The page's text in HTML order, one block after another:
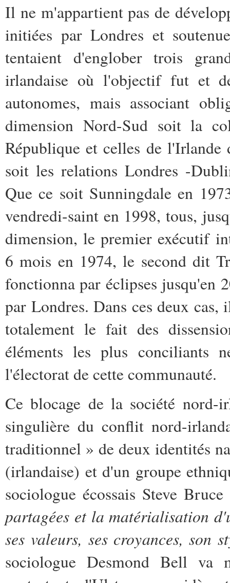
Il ne m'appartient pas de
initiées par Londres et
tentaient d'englober trois
irlandaise où l'objectif fut et
autonomes, mais associant
dimension Nord-Sud soit la
République et celles de
soit les relations Londres -
Que ce soit Sunningdale en
vendredi-saint en 1998, tous,
dimension, le premier exécutif
6 mois en 1974, le second dit
fonctionna par éclipses jusqu'en
par Londres. Dans ces deux cas,
totalement le fait des
éléments les plus conciliants
l'électorat de cette communauté.
Ce blocage de la société nord-
singulière du conflit nord-
traditionnel » de deux identités
(irlandaise) et d'un groupe
sociologue écossais Steve
partagées et la matérialisation
ses valeurs, ses croyances, son
sociologue Desmond Bell